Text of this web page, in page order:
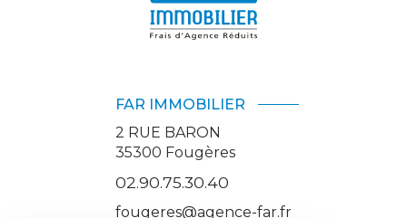
FAR IMMOBILIER
2 RUE BARON
35300 Fougères
02.90.75.30.40
fougeres@agence-far.fr